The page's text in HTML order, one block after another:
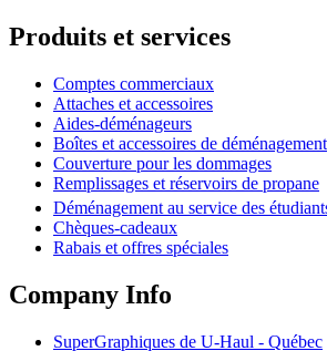
Produits et services
Comptes commerciaux
Attaches et accessoires
Aides-déménageurs
Boîtes et accessoires de déménagement
Couverture pour les dommages
Remplissages et réservoirs de propane
Déménagement au service des
Chèques-cadeaux
Rabais et offres spéciales
Company Info
SuperGraphiques de U-Haul - Québec